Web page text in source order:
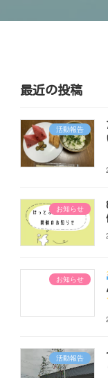
最近の投稿
活動報告
お知らせ
お知らせ
活動報告